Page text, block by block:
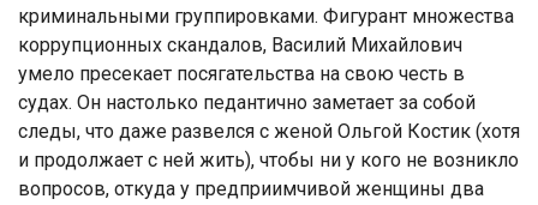
криминальными группировками. Фигурант множества
коррупционных скандалов, Василий Михайлович
умело пресекает посягательства на свою честь в
судах. Он настолько педантично заметает за собой
следы, что даже развелся с женой Ольгой Костик (хотя
и продолжает с ней жить), чтобы ни у кого не возникло
вопросов, откуда у предприимчивой женщины два